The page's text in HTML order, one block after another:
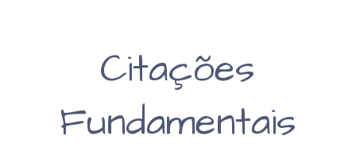
Citações
Fundamentais